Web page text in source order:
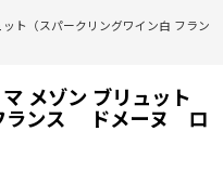
ト（スパークリングワイン白 フラン
メゾン ブリュット
フランス ドメーヌ ロ